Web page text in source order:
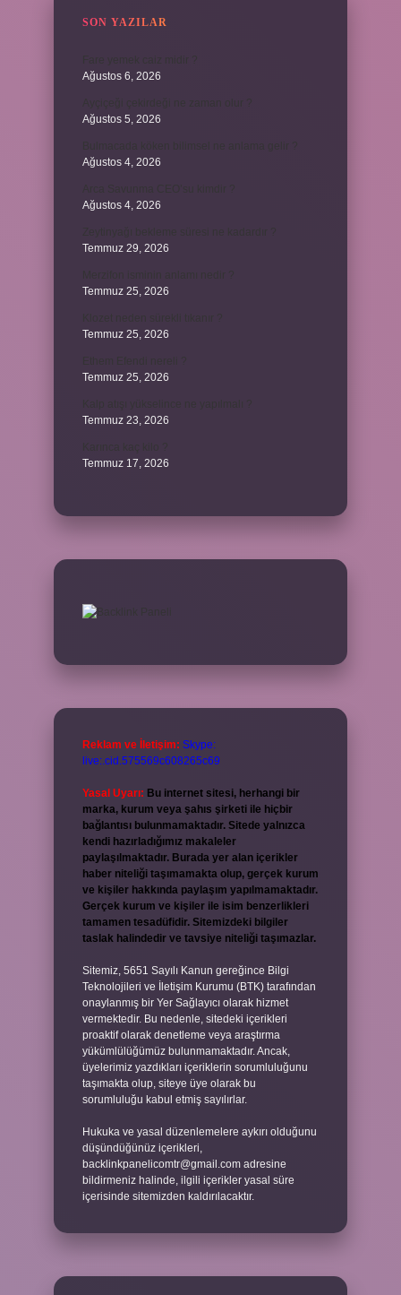
SON YAZILAR
Ağustos 6, 2026
Ağustos 5, 2026
Ağustos 4, 2026
Ağustos 4, 2026
Temmuz 29, 2026
Temmuz 25, 2026
Temmuz 25, 2026
Temmuz 25, 2026
Temmuz 23, 2026
Temmuz 17, 2026
Reklam ve İletişim: Skype:
live:.cid.575569c608265c69
Yasal Uyarı: Bu internet sitesi, herhangi bir
marka, kurum veya şahıs şirketi ile hiçbir
bağlantısı bulunmamaktadır. Sitede yalnızca
kendi hazırladığımız makaleler
paylaşılmaktadır. Burada yer alan içerikler
haber niteliği taşımamakta olup, gerçek kurum
ve kişiler hakkında paylaşım yapılmamaktadır.
Gerçek kurum ve kişiler ile isim benzerlikleri
tamamen tesadüfidir. Sitemizdeki bilgiler
taslak halindedir ve tavsiye niteliği taşımazlar.
Sitemiz, 5651 Sayılı Kanun gereğince Bilgi
Teknolojileri ve İletişim Kurumu (BTK) tarafından
onaylanmış bir Yer Sağlayıcı olarak hizmet
vermektedir. Bu nedenle, sitedeki içerikleri
proaktif olarak denetleme veya araştırma
yükümlülüğümüz bulunmamaktadır. Ancak,
üyelerimiz yazdıkları içeriklerin sorumluluğunu
taşımakta olup, siteye üye olarak bu
sorumluluğu kabul etmiş sayılırlar.
Hukuka ve yasal düzenlemelere aykırı olduğunu
düşündüğünüz içerikleri,
backlinkpanelicomtr@gmail.com adresine
bildirmeniz halinde, ilgili içerikler yasal süre
içerisinde sitemizden kaldırılacaktır.